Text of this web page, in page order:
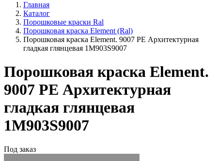
Главная
Каталог
Порошковые краски Ral
Порошковая краска Element (Ral)
Порошковая краска Element. 9007 PE Архитектурная
гладкая глянцевая 1M903S9007
Порошковая краска Element.
9007 PE Архитектурная
гладкая глянцевая
1M903S9007
Под заказ